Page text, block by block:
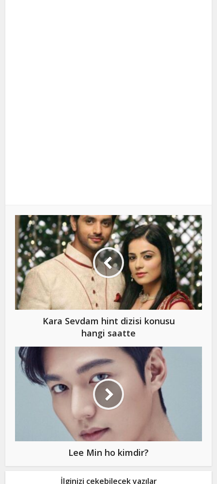
Kara Sevdam hint dizisi konusu
hangi saatte
Lee Min ho kimdir?
İlginizi çekebilecek yazılar